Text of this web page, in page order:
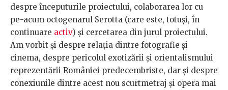
despre începuturile proiectului, colaborarea lor cu
pe-acum octogenarul Serotta (care este, totuși, în
continuare activ) și cercetarea din jurul proiectului.
Am vorbit și despre relația dintre fotografie și
cinema, despre pericolul exotizării și orientalismului
reprezentării României predecembriste, dar și despre
conexiunile dintre acest nou scurtmetraj și opera mai